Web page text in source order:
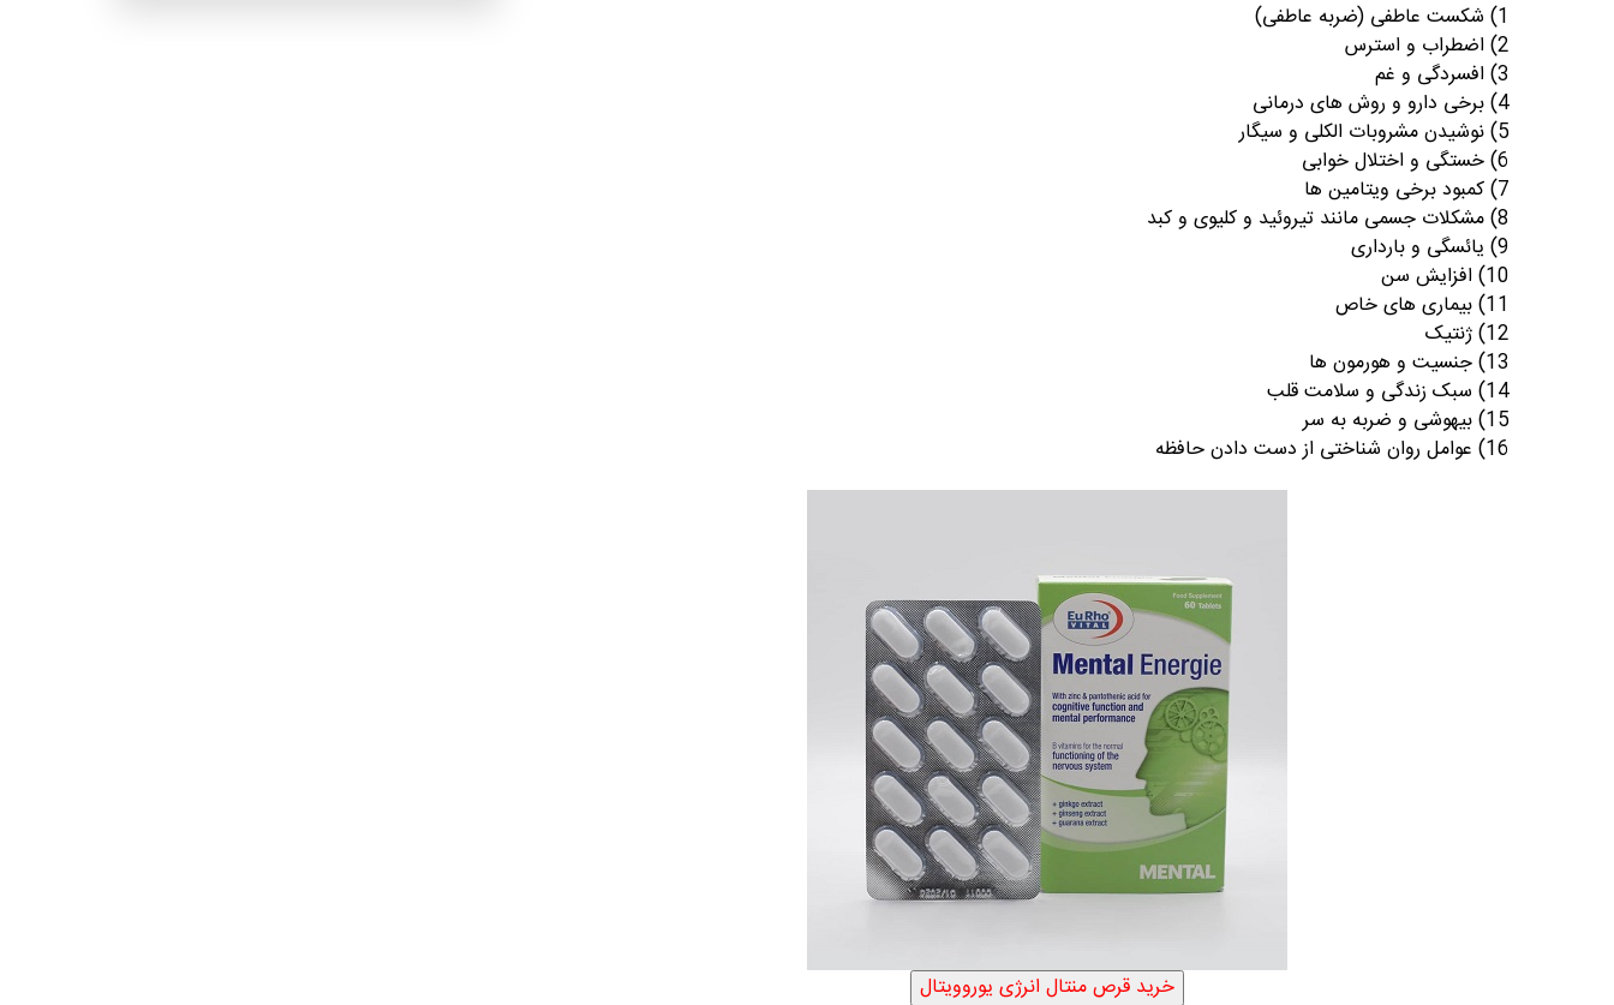
1) شکست عاطفی (ضربه عاطفی)
2) اضطراب و استرس
3) افسردگی و غم
4) برخی دارو و روش های درمانی
5) نوشیدن مشروبات الکلی و سیگار
6) خستگی و اختلال خوابی
7) کمبود برخی ویتامین ها
8) مشکلات جسمی مانند تیروئید و کلیوی و کبد
9) یائسگی و بارداری
10) افزایش سن
11) بیماری های خاص
12) ژنتیک
13) جنسیت و هورمون ها
14) سبک زندگی و سلامت قلب
15) بیهوشی و ضربه به سر
16) عوامل روان شناختی از دست دادن حافظه